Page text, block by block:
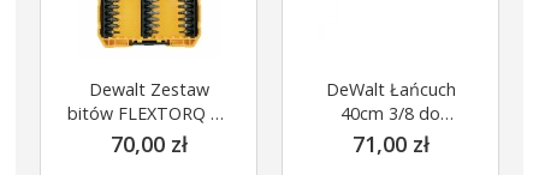
Dewalt Zestaw
bitów FLEXTORQ 33
el. DT70709
70,00 zł
DeWalt Łańcuch
40cm 3/8 do
DCM575 DCM585
DT20663
71,00 zł